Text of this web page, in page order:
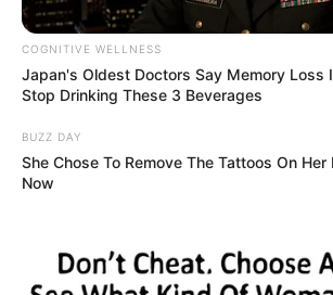
COGNITIVE WELLNESS
Japan's Oldest Doctors Say Memory Loss
Stop Drinking These 3 Beverages
BUZZ DAY
She Chose To Remove The Tattoos On
Now